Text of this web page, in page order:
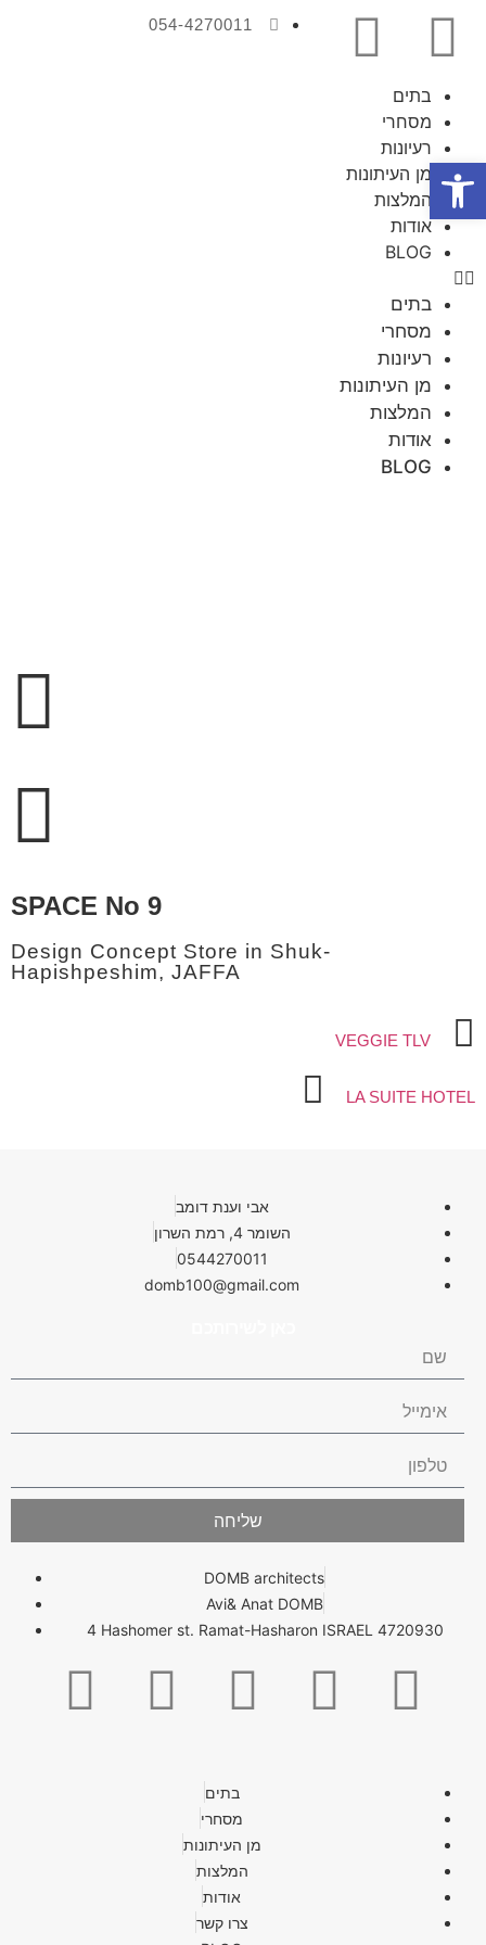
054-4270011
בתים
מסחרי
רעיונות
מן העיתונות
המלצות
אודות
BLOG
בתים
מסחרי
רעיונות
מן העיתונות
המלצות
אודות
BLOG
SPACE No 9
Design Concept Store in Shuk-
Hapishpeshim, JAFFA
VEGGIE TLV
LA SUITE HOTEL
אבי וענת דומב
השומר 4, רמת השרון
0544270011
domb100@gmail.com
שליחה
DOMB architects
Avi& Anat DOMB
4 Hashomer st. Ramat-Hasharon ISRAEL 4720930
בתים
מסחרי
מן העיתונות
המלצות
אודות
צרו קשר
פתח סרגל נגישות